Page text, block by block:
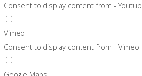
Consent to display content from -
Vimeo
Consent to display content from - Vimeo